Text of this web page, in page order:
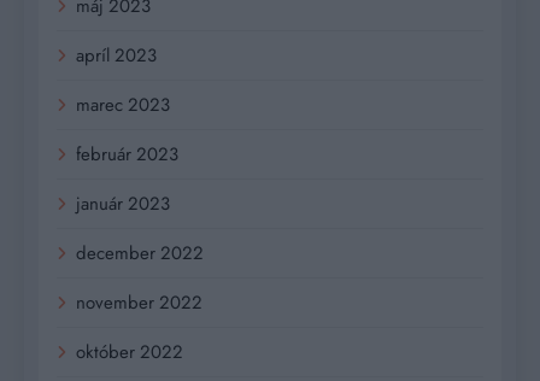
máj 2023
apríl 2023
marec 2023
február 2023
január 2023
december 2022
november 2022
október 2022